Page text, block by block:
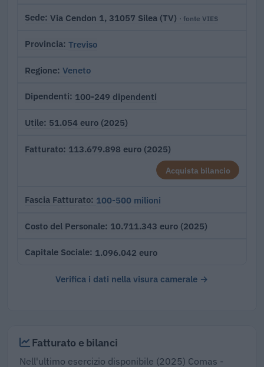
Sede Via Cendon 1, 31057 Silea (TV) · fonte VIES
Provincia Treviso
Regione Veneto
Dipendenti 100-249 dipendenti
Utile 51.054 euro (2025)
Fatturato 113.679.898 euro (2025)
Acquista bilancio
Fascia Fatturato 100-500 milioni
Costo del Personale 10.711.343 euro (2025)
Capitale Sociale 1.096.042 euro
Verifica i dati nella visura camerale →
Fatturato e bilanci
Nell'ultimo esercizio disponibile (2025) Comas -